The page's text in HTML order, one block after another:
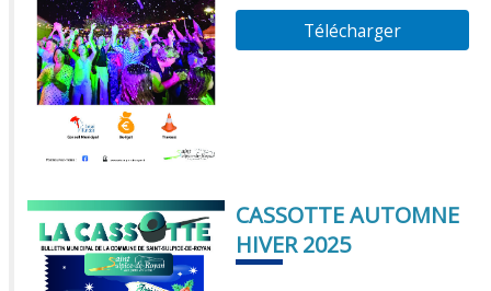
Télécharger
CASSOTTE AUTOMNE
HIVER 2025